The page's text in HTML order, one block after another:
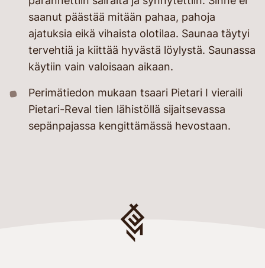
saanut päästää mitään pahaa, pahoja
ajatuksia eikä vihaista olotilaa. Saunaa täytyi
tervehtiä ja kiittää hyvästä löylystä. Saunassa
käytiin vain valoisaan aikaan.
Perimätiedon mukaan tsaari Pietari I vieraili
Pietari-Reval tien lähistöllä sijaitsevassa
sepänpajassa kengittämässä hevostaan.